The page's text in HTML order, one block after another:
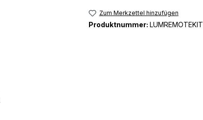
Zum Merkzettel hinzufügen
Produktnummer: LUMREMOTEKIT